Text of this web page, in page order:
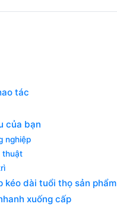
tác
của bạn
nghiệp
thuật
kéo dài tuổi thọ sản phẩm
xuống cấp